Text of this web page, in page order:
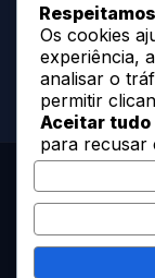
Os cookies
experiência,
analisar o
permitir
Aceitar tudo
para recusar